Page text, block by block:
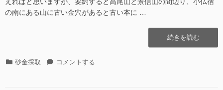
の南にある山に古い金穴があると古い本に …
“高
尾
続きを読む
カ 砂金採取
高
コメントする